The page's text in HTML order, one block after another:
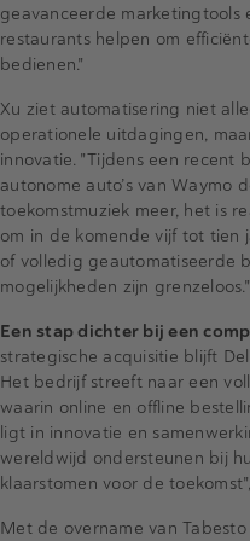
geavanceerde marketingtools
restaurants helpen om
bedienen."
Xu ziet automatisering niet
operationele uitdagingen,
innovatie. "Tijdens een recent
autonome auto’s van Waymo
toekomstmuziek meer, het is
om in de komende vijf tot tien
of volledig geautomatiseerde
mogelijkheden zijn grenzeloos."
Een stap dichter bij een
strategische acquisitie blijft
Het bedrijf streeft naar een
waarin online en offline
ligt in innovatie en
wereldwijd ondersteunen bij
klaarstomen voor de
Met de overname van